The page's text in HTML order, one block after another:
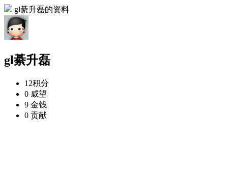
gl綦升磊的资料
gl綦升磊
12积分
0 威望
9 金钱
0 贡献